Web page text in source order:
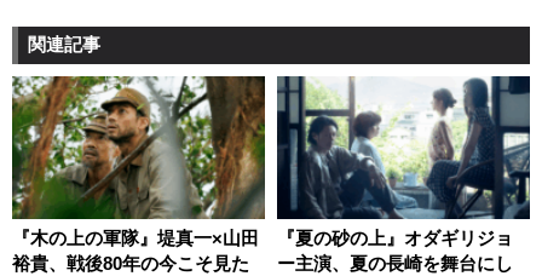
関連記事
『木の上の軍隊』堤真一×山田
裕貴、戦後80年の今こそ見た
『夏の砂の上』オダギリジョ
ー主演、夏の長崎を舞台にし